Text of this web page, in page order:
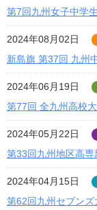
第7回九州女子中学
2024年08月02日
新島旗 第37回 九州
2024年06月19日
第77回 全九州高校
2024年05月22日
第33回九州地区高
2024年04月15日
第62回九州セブン